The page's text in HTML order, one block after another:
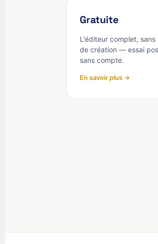
Gratuite
L'éditeur complet, sans
de création — essai
sans compte.
En savoir plus →